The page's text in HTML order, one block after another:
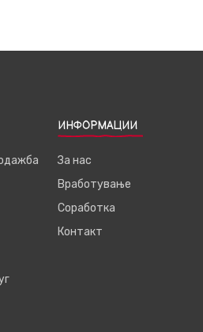
ИНФОРМАЦИИ
За нас
Вработување
Соработка
Контакт